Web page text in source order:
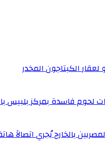
بالخارج يُجري اتصالاً